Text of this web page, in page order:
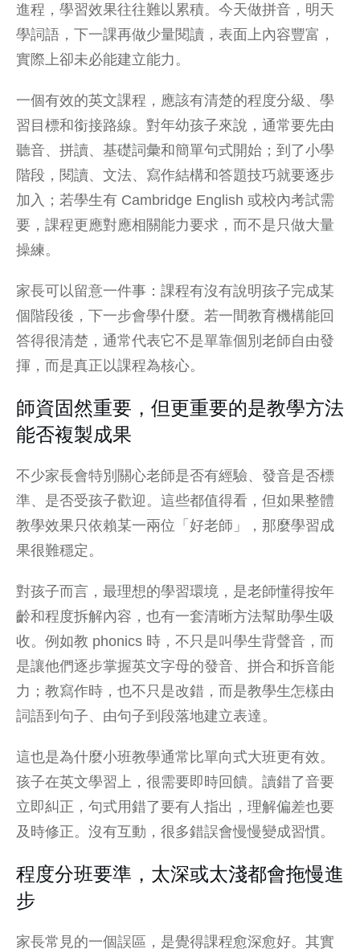
進程，學習效果往往難以累積。今天做拼音 ，明天
學詞語 ，下一課再做少量閱讀 ，表面上內容豐富，
實際上卻未必能建立能力。
一個有效的英文課程，應該有清楚的程度分級、學
習目標和銜接路線。對年幼孩子來說，通常要先由
聽音、拼讀、基礎詞彙和簡單句式開始；到了小學
階段，閱讀、文法、寫作結構和答題技巧就要逐步
加入；若學生有 Cambridge English 或校內考試需
要，課程更應對應相關能力要求，而不是只做大量
操練。
家長可以留意一件事：課程有沒有說明孩子完成某
個階段後，下一步會學什麼。若一間教育機構能回
答得很清楚，通常代表它不是單靠個別老師自由發
揮，而是真正以課程為核心。
師資固然重要，但更重要的是教學方法
能否複製成果
不少家長會特別關心老師是否有經驗、發音是否標
準、是否受孩子歡迎。這些都值得看，但如果整體
教學效果只依賴某一兩位「好老師」，那麼學習成
果很難穩定。
對孩子而言，最理想的學習環境，是老師懂得按年
齡和程度拆解內容，也有一套清晰方法幫助學生吸
收。例如教 phonics 時，不只是叫學生背聲音，而
是讓他們逐步掌握英文字母的發音、拼合和拆音能
力 ；教寫作時，也不只是改錯，而是教學生怎樣由
詞語到句子、由句子到段落地建立表達。
這也是為什麼小班教學通常比單向式大班更有效。
孩子在英文學習上，很需要即時回饋。讀錯了音要
立即糾正，句式用錯了要有人指出，理解偏差也要
及時修正。沒有互動，很多錯誤會慢慢變成習慣。
程度分班要準，太深或太淺都會拖慢進
步
家長常見的一個誤區，是覺得課程愈深愈好。其實